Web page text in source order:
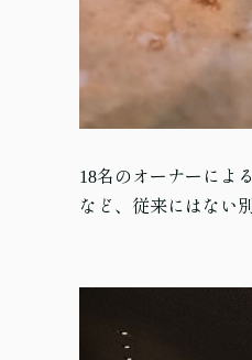
18名のオーナーによ
など、従来にはない